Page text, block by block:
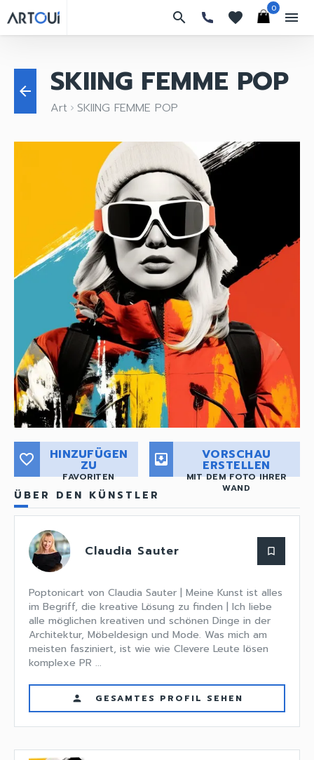
search favorites
0
menu
arrow_back SKIING FEMME POP
Art keyboard_arrow_right SKIING FEMME POP
favorite_border HINZUFÜGEN
ZU
FAVORITEN
move_to_inbox VORSCHAU
ERSTELLEN
MIT DEM FOTO IHRER
WAND
ÜBER DEN KÜNSTLER
Claudia Sauter bookmark_border
Poptonicart von Claudia Sauter | Meine Kunst ist alles
im Begriff, die kreative Lösung zu finden | Ich liebe
alle möglichen kreativen und schönen Dinge in der
Architektur, Möbeldesign und Mode. Was mich am
meisten fasziniert, ist wie wie Clevere Leute lösen
komplexe PR ...
person GESAMTES PROFIL SEHEN